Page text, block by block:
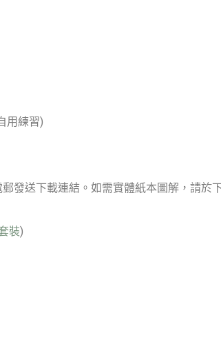
用練習)
發送下載連結。如需實體紙本圖解，請於
裝)